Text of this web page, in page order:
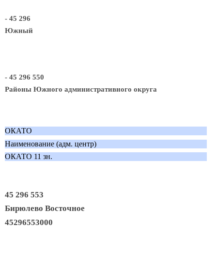
- 45 296
Южный
- 45 296 550
Районы Южного административного округа
ОКАТО
Наименование (адм. центр)
ОКАТО 11 зн.
45 296 553
Бирюлево Восточное
45296553000